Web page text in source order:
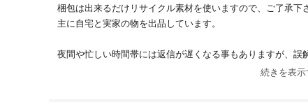
梱包は出来るだけリサイクル素材を使いますので、ご了承下
主に自宅と実家の物を出品しています。
夜間や忙しい時間帯には返信が遅くなる事もありますが、誤
ように出来るだけ丁寧に回答しますので、ご質問がありまし
続きを表示